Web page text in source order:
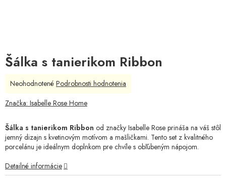
Šálka s tanierikom Ribbon
Šálka s tanierikom Ribbon od značky Isabelle Rose prináša na váš stôl
jemný dizajn s kvetinovým motívom a mašličkami. Tento set z kvalitného
porcelánu je ideálnym doplnkom pre chvíle s obľúbeným nápojom.
Detailné informácie
Priemerné
produktu
z
5
hviezdičiek.
Neohodnotené Podrobnosti hodnotenia
Značka: Isabelle Rose Home